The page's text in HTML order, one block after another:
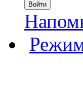
Войти